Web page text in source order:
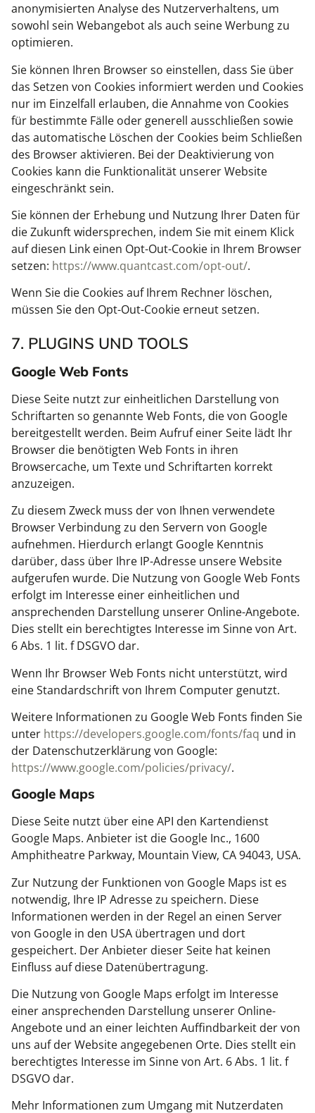
anonymisierten Analyse des Nutzerverhaltens, um
sowohl sein Webangebot als auch seine Werbung zu
optimieren.
Sie können Ihren Browser so einstellen, dass Sie über
das Setzen von Cookies informiert werden und Cookies
nur im Einzelfall erlauben, die Annahme von Cookies
für bestimmte Fälle oder generell ausschließen sowie
das automatische Löschen der Cookies beim Schließen
des Browser aktivieren. Bei der Deaktivierung von
Cookies kann die Funktionalität unserer Website
eingeschränkt sein.
Sie können der Erhebung und Nutzung Ihrer Daten für
die Zukunft widersprechen, indem Sie mit einem Klick
auf diesen Link einen Opt-Out-Cookie in Ihrem Browser
setzen: https://www.quantcast.com/opt-out/.
Wenn Sie die Cookies auf Ihrem Rechner löschen,
müssen Sie den Opt-Out-Cookie erneut setzen.
7. PLUGINS UND TOOLS
Google Web Fonts
Diese Seite nutzt zur einheitlichen Darstellung von
Schriftarten so genannte Web Fonts, die von Google
bereitgestellt werden. Beim Aufruf einer Seite lädt Ihr
Browser die benötigten Web Fonts in ihren
Browsercache, um Texte und Schriftarten korrekt
anzuzeigen.
Zu diesem Zweck muss der von Ihnen verwendete
Browser Verbindung zu den Servern von Google
aufnehmen. Hierdurch erlangt Google Kenntnis
darüber, dass über Ihre IP-Adresse unsere Website
aufgerufen wurde. Die Nutzung von Google Web Fonts
erfolgt im Interesse einer einheitlichen und
ansprechenden Darstellung unserer Online-Angebote.
Dies stellt ein berechtigtes Interesse im Sinne von Art.
6 Abs. 1 lit. f DSGVO dar.
Wenn Ihr Browser Web Fonts nicht unterstützt, wird
eine Standardschrift von Ihrem Computer genutzt.
Weitere Informationen zu Google Web Fonts finden Sie
unter https://developers.google.com/fonts/faq und in
der Datenschutzerklärung von Google:
https://www.google.com/policies/privacy/.
Google Maps
Diese Seite nutzt über eine API den Kartendienst
Google Maps. Anbieter ist die Google Inc., 1600
Amphitheatre Parkway, Mountain View, CA 94043, USA.
Zur Nutzung der Funktionen von Google Maps ist es
notwendig, Ihre IP Adresse zu speichern. Diese
Informationen werden in der Regel an einen Server
von Google in den USA übertragen und dort
gespeichert. Der Anbieter dieser Seite hat keinen
Einfluss auf diese Datenübertragung.
Die Nutzung von Google Maps erfolgt im Interesse
einer ansprechenden Darstellung unserer Online-
Angebote und an einer leichten Auffindbarkeit der von
uns auf der Website angegebenen Orte. Dies stellt ein
berechtigtes Interesse im Sinne von Art. 6 Abs. 1 lit. f
DSGVO dar.
Mehr Informationen zum Umgang mit Nutzerdaten